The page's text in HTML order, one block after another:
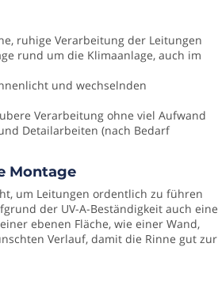
ruhige Verarbeitung der Leitungen
rund um die Klimaanlage, auch im
und wechselnden
Verarbeitung ohne viel Aufwand
Detailarbeiten (nach Bedarf
Montage
um Leitungen ordentlich zu führen
der UV-A-Beständigkeit auch eine
ebenen Fläche, wie einer Wand,
Verlauf, damit die Rinne gut zur